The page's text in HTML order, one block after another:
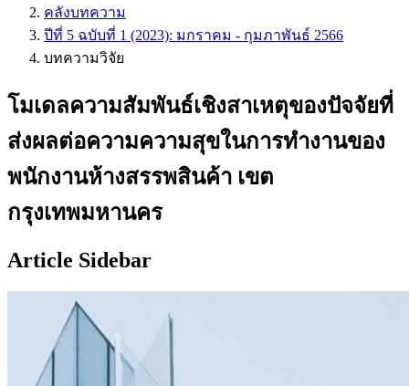
คลังบทความ
ปีที่ 5 ฉบับที่ 1 (2023): มกราคม - กุมภาพันธ์ 2566
บทความวิจัย
โมเดลความสัมพันธ์เชิงสาเหตุของปัจจัยที่
ส่งผลต่อความความสุขในการทำงานของ
พนักงานห้างสรรพสินค้า เขต
กรุงเทพมหานคร
Article Sidebar